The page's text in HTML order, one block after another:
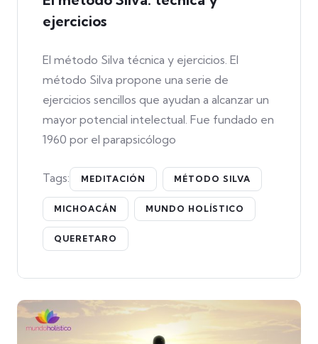
ejercicios
El método Silva técnica y ejercicios. El
método Silva propone una serie de
ejercicios sencillos que ayudan a alcanzar un
mayor potencial intelectual. Fue fundado en
1960 por el parapsicólogo
Tags: MEDITACIÓN MÉTODO SILVA
MICHOACÁN MUNDO HOLÍSTICO
QUERETARO